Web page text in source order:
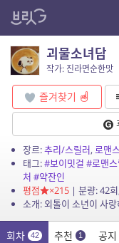
괴물소녀담
작가: 진라면순한맛
즐겨찾기
장르:추리/스릴러,로맨
태그:#보이밋걸 #로맨
처 #약잔인
평점
×215| 분량: 42회
회차 42 추천 1 공지